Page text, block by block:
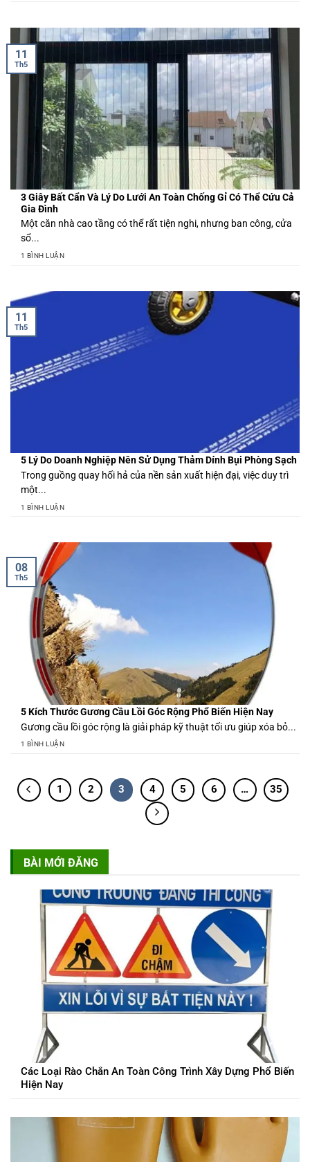
3 Giây Bất Cẩn Và Lý Do Lưới An Toàn Chống Gỉ Có Thể Cứu Cả
Gia Đình
Một căn nhà cao tầng có thể rất tiện nghi, nhưng ban công, cửa
sổ...
1 BÌNH LUẬN
11
Th5
5 Lý Do Doanh Nghiệp Nên Sử Dụng Thảm Dính Bụi Phòng Sạch
Trong guồng quay hối hả của nền sản xuất hiện đại, việc duy trì
một...
1 BÌNH LUẬN
11
Th5
5 Kích Thước Gương Cầu Lồi Góc Rộng Phổ Biến Hiện Nay
Gương cầu lồi góc rộng là giải pháp kỹ thuật tối ưu giúp xóa bỏ...
1 BÌNH LUẬN
08
Th5
1 2 3 4 5 6 … 35
BÀI MỚI ĐĂNG
Các Loại Rào Chắn An Toàn Công Trình Xây Dựng Phổ Biến
Hiện Nay